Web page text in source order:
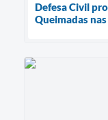
Defesa Civil
Queimadas